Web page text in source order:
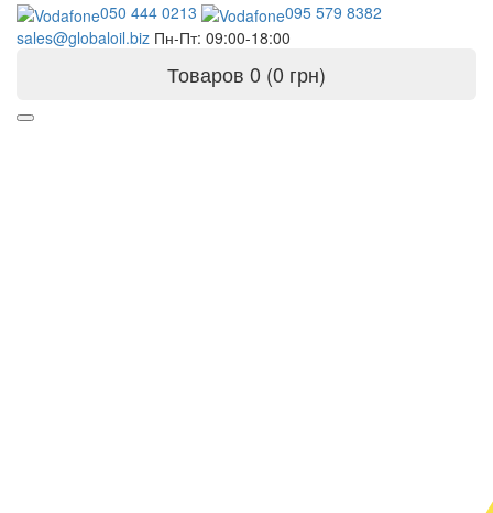
050 444 0213
095 579 8382
sales@globaloil.biz Пн-Пт: 09:00-18:00
Товаров 0 (0 грн)